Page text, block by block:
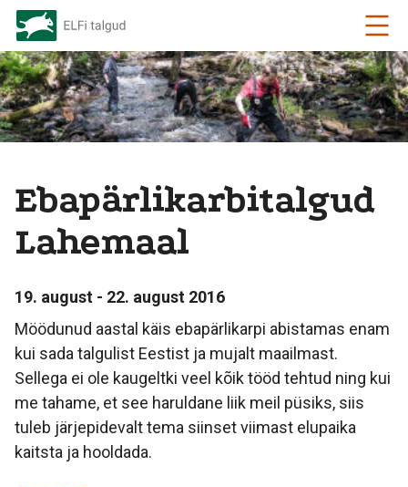
Ebapärlikarbitalgud
Lahemaal
19. august - 22. august 2016
Möödunud aastal käis ebapärlikarpi abistamas enam
kui sada talgulist Eestist ja mujalt maailmast.
Sellega ei ole kaugeltki veel kõik tööd tehtud ning kui
me tahame, et see haruldane liik meil püsiks, siis
tuleb järjepidevalt tema siinset viimast elupaika
kaitsta ja hooldada.